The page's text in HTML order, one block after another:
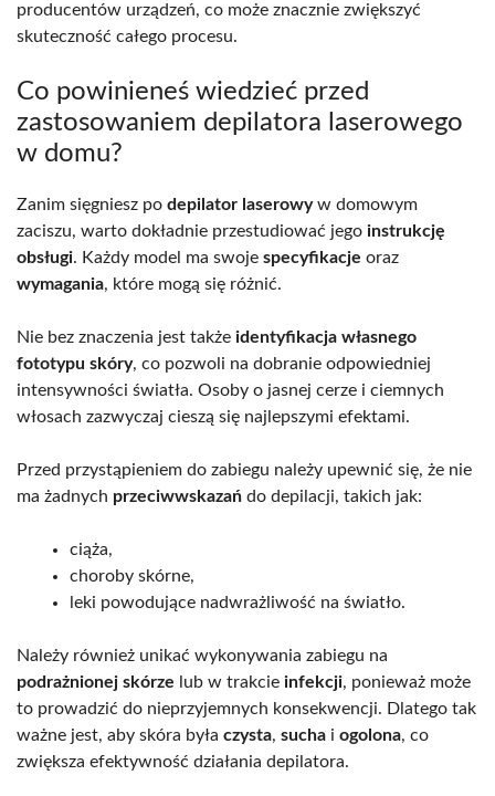
producentów urządzeń, co może znacznie zwiększyć
skuteczność całego procesu.
Co powinieneś wiedzieć przed
zastosowaniem depilatora laserowego
w domu?
Zanim sięgniesz po depilator laserowyw domowym
zaciszu, warto dokładnie przestudiować jego instrukcję
obsługi. Każdy model ma swoje specyfikacje oraz
wymagania, które mogą się różnić.
Nie bez znaczenia jest także identyfikacja własnego
fototypu skóry, co pozwoli na dobranie odpowiedniej
intensywności światła. Osoby o jasnej cerze i ciemnych
włosach zazwyczaj cieszą się najlepszymi efektami.
Przed przystąpieniem do zabiegu należy upewnić się, że nie
ma żadnych przeciwwskazań do depilacji, takich jak:
ciąża,
choroby skórne,
leki powodujące nadwrażliwość na światło.
Należy również unikać wykonywania zabiegu na
podrażnionej skórze lub w trakcie infekcji, ponieważ może
to prowadzić do nieprzyjemnych konsekwencji. Dlatego tak
ważne jest, aby skóra była czysta, sucha i ogolona, co
zwiększa efektywność działania depilatora.